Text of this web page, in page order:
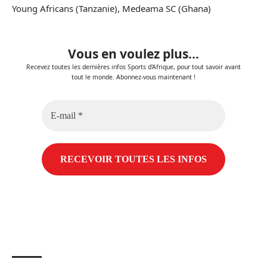
Young Africans (Tanzanie), Medeama SC (Ghana)
Vous en voulez plus...
Recevez toutes les dernières infos Sports d'Afrique, pour tout savoir avant
tout le monde. Abonnez-vous maintenant !